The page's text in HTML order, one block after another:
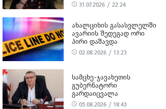
31.07.2026 / 22:24
ᲐᲮᲐᲚᲪᲘᲮᲘᲡ ᲒᲐᲡᲐᲡᲕᲚᲔᲚᲨᲘ
ᲐᲕᲐᲠᲘᲘᲡ ᲨᲔᲓᲔᲒᲐᲓ ᲝᲠᲘ
ᲞᲘᲠᲘ ᲓᲐᲨᲐᲕᲓᲐ
02.08.2026 / 13:23
ᲡᲐᲛᲪᲮᲔ-ᲯᲐᲕᲐᲮᲔᲗᲘᲡ
ᲒᲣᲑᲔᲠᲜᲐᲢᲝᲠᲘ
ᲒᲐᲠᲓᲐᲘᲪᲕᲐᲚᲐ
05.08.2026 / 18:43